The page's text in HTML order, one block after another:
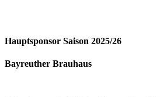
Hauptsponsor Saison 2025/26
Bayreuther Brauhaus